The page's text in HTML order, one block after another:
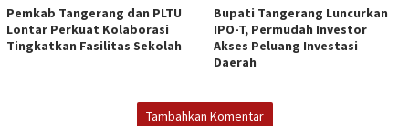
Pemkab Tangerang dan PLTU
Lontar Perkuat Kolaborasi
Tingkatkan Fasilitas Sekolah
Bupati Tangerang Luncurkan
IPO-T, Permudah Investor
Akses Peluang Investasi
Daerah
Tambahkan Komentar